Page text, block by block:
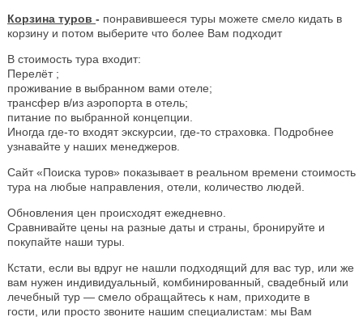
Корзина туров - понравившееся туры можете смело кидать в
корзину и потом выберите что более Вам подходит
В стоимость тура входит:
Перелёт ;
проживание в выбранном вами отеле;
трансфер в/из аэропорта в отель;
питание по выбранной концепции.
Иногда где-то входят экскурсии, где-то страховка. Подробнее
узнавайте у наших менеджеров.
Сайт «Поиска туров» показывает в реальном времени стоимость
тура на любые направления, отели, количество людей.
Обновления цен происходят ежедневно.
Сравнивайте цены на разные даты и страны, бронируйте и
покупайте наши туры.
Кстати, если вы вдруг не нашли подходящий для вас тур, или же
вам нужен индивидуальный, комбинированный, свадебный или
лечебный тур — смело обращайтесь к нам, приходите в
гости, или просто звоните нашим специалистам: мы Вам